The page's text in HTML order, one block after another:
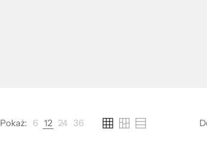
Pokaż: 6 12 24 36